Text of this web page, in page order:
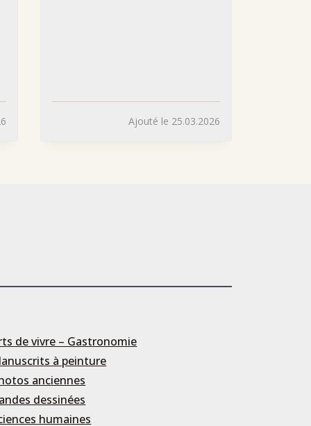
Ajouté le 25.03.2026
de vivre – Gastronomie
à peinture
anciennes
dessinées
humaines